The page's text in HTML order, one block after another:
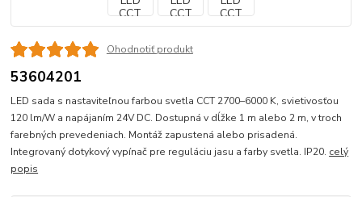
Ohodnotiť produkt
53604201
LED sada s nastaviteľnou farbou svetla CCT 2700–6000 K, svietivosťou
120 lm/W a napájaním 24V DC. Dostupná v dĺžke 1 m alebo 2 m, v troch
farebných prevedeniach. Montáž zapustená alebo prisadená.
Integrovaný dotykový vypínač pre reguláciu jasu a farby svetla. IP20. celý
popis